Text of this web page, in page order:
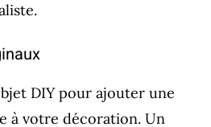
DIY pour ajouter une
à votre décoration. Un